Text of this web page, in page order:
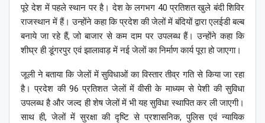
पूरे देश में पहले स्थान पर है। देश के लगभग 40 प्रतिशत खुले बंदी शिविर
राजस्थान में हैं। उन्होंने कहा कि प्रदेश की जेलों में बंदियों द्वारा एलईडी बल्ब
बनाये जा रहे हैं, जो बाजार से कम दाम पर उपलब्ध हैं। उन्होंने कहा कि
शीघ्र ही डूंगरपुर एवं झालावाड़ में नई जेलों का निर्माण कार्य पूरा हो जाएगा।
जूली ने बताया कि जेलों में सुविधाओं का विस्तार तीव्र गति से किया जा रहा
है। प्रदेश की 96 प्रतिशत जेलों में वीसी के माध्यम से पेशी की सुविधा
उपलब्ध है और जल्द ही शेष जेलों में भी यह सुविधा स्थापित कर ली जाएगी।
साथ ही, जेलों में सुरक्षा की दृष्टि से प्रशासनिक, पुलिस एवं न्यायिक